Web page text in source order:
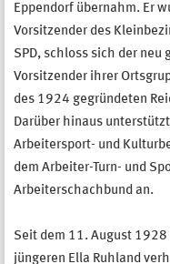
Eppendorf übernahm. Er
Vorsitzender des
SPD, schloss sich der neu
Vorsitzender ihrer
des 1924 gegründeten
Darüber hinaus
Arbeitersport- und
dem Arbeiter-Turn- und
Arbeiterschachbund an.
Seit dem 11. August 1928
jüngeren Ella Ruhland